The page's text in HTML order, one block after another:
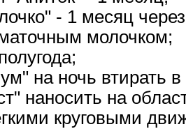
- 1 месяц
молочком;
на ночь втирать
наносить на
круговыми